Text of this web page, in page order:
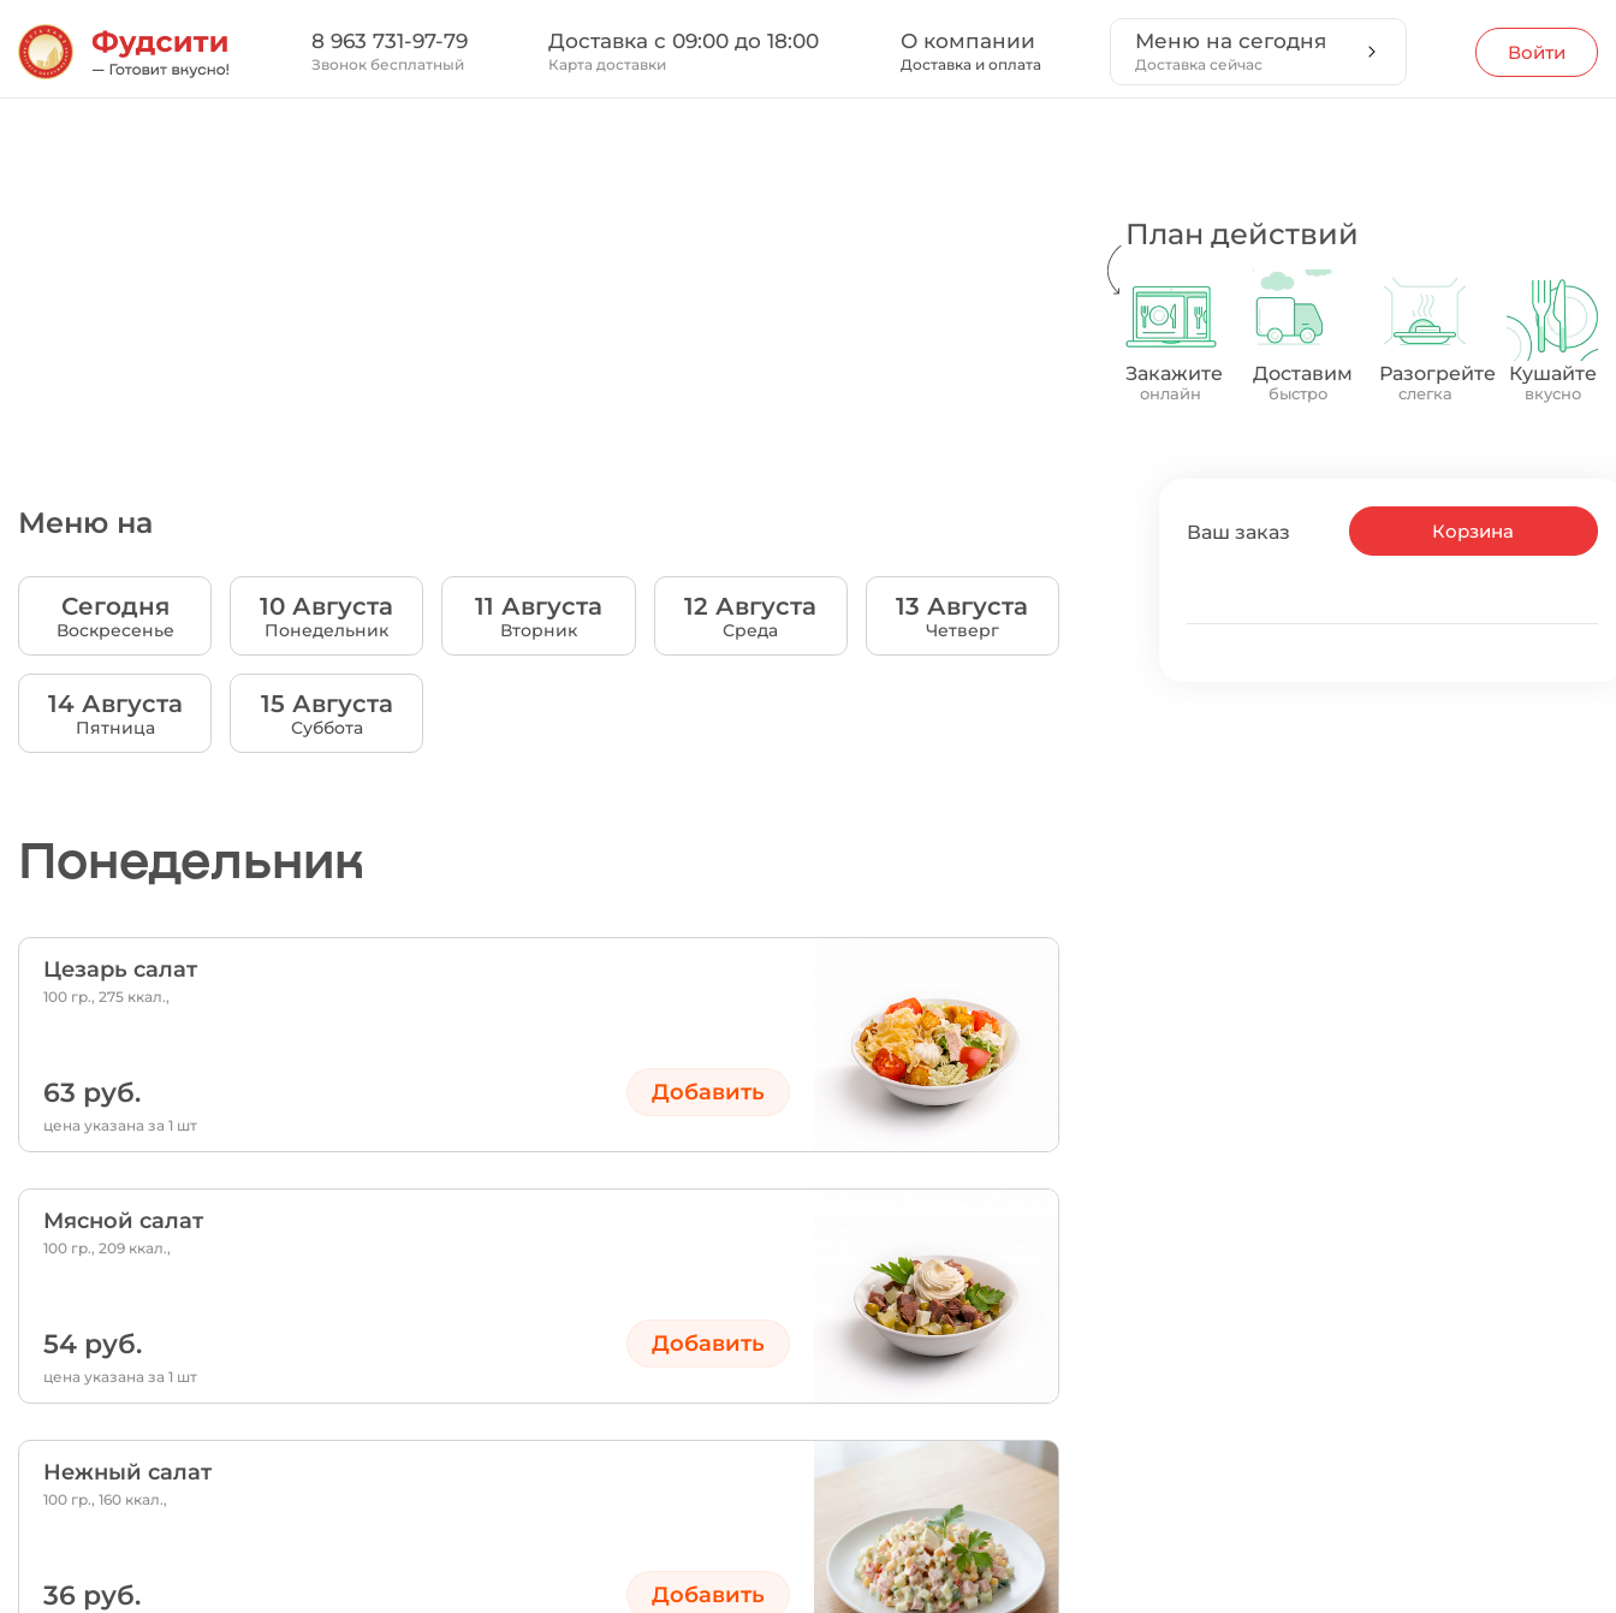
8 963 731-97-79
Звонок бесплатный
Доставка c 09:00 до 18:00
Карта доставки
О компании
Доставка и оплата
Меню на сегодня
Доставка сейчас
Войти
План действий
Закажите
онлайн
Доставим
быстро
Разогрейте
слегка
Кушайте
вкусно
Меню на
Сегодня
Воскресенье
10 Августа
Понедельник
11 Августа
Вторник
12 Августа
Среда
13 Августа
Четверг
14 Августа
Пятница
15 Августа
Суббота
Понедельник
Цезарь салат
100 гр., 275 ккал.,
63 руб. Добавить
цена указана за 1 шт
Мясной салат
100 гр., 209 ккал.,
54 руб. Добавить
цена указана за 1 шт
Нежный салат
100 гр., 160 ккал.,
36 руб. Добавить
Корзина
Ваш заказ